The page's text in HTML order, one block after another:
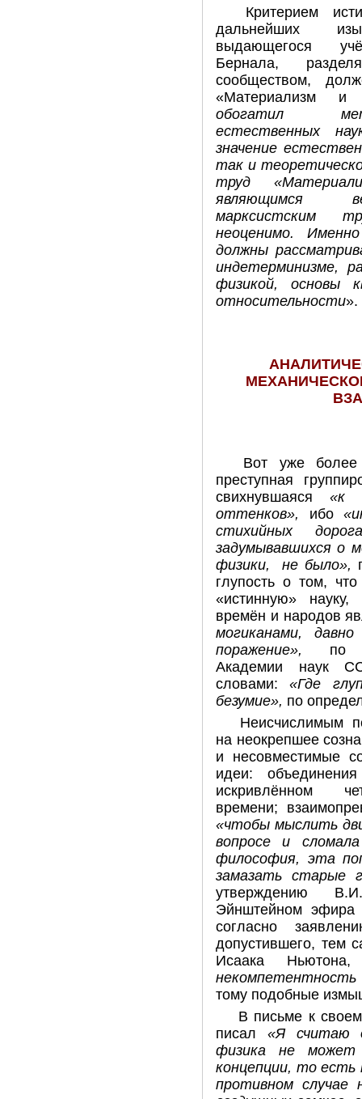
Критерием
дальнейших
выдающегося
Бернала,
сообществом,
«Материализм и
обогатил
естественных
значение
так и
труд
являющимся
марксистским
неоценимо.
должны
индетерминизме,
физикой, основы
относительности».
Вот уже более
преступная
свихнувшаяся «к
оттенков», ибо
стихийных
задумывавшихся о
физики, не было»,
глупость о том,
«истинную»
времён и народов
могиканами,
поражение», по
Академии наук
словами:«Где
безумие», по
Неисчислимым
на неокрепшее
и несовместимые
идеи:
искривлённом
времени;
«чтобы мыслить
вопросе и
философия, эта
замазать старые
утверждению
Эйнштейном эфира
согласно
допустившего, тем
Исаака Ньютона,
тому подобные
В письме к
писал «Я считаю
физика не может
концепции, то есть
противном